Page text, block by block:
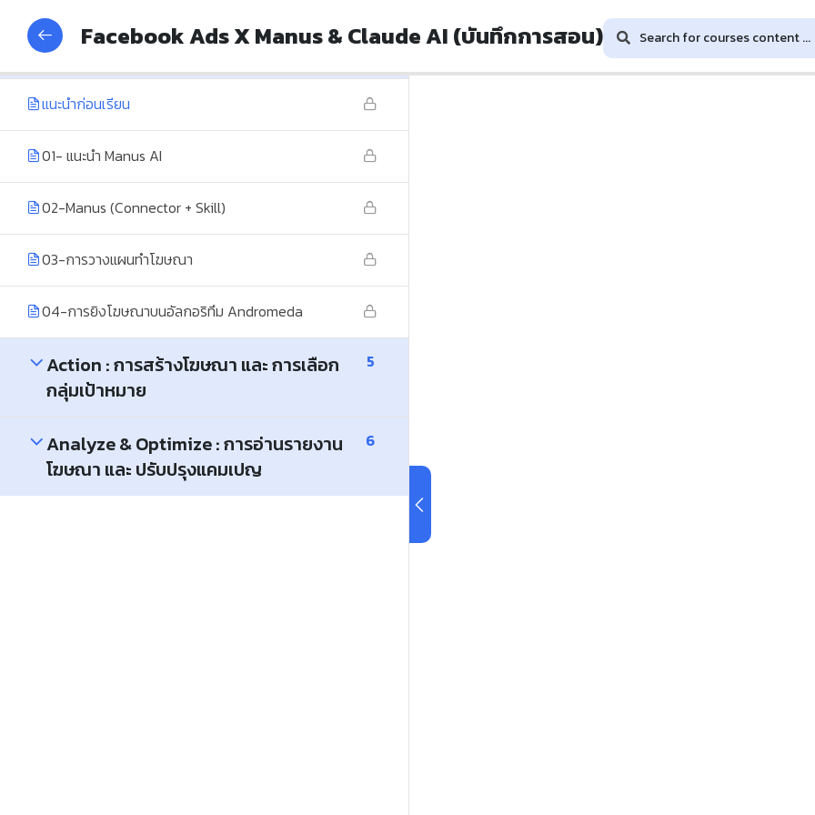
Plan : การวางแผนทำโฆษณา Facebook
Ads
5
แนะนำก่อนเรียน
01- แนะนำ Manus AI
02-Manus (Connector + Skill)
03-การวางแผนทำโฆษณา
04-การยิงโฆษณาบนอัลกอริทึม Andromeda
Action : การสร้างโฆษณา และ การเลือก
กลุ่มเป้าหมาย
5
Analyze & Optimize : การอ่านรายงาน
โฆษณา และ ปรับปรุงแคมเปญ
6
Facebook Ads X Manus & Claude AI (บันทึกการสอน)
This content is protected, pleaseloginand enroll in